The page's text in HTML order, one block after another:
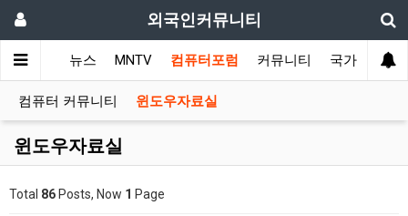
외국인커뮤니티
메인 뉴스 MNTV 컴퓨터포럼 커뮤니티 국가 커뮤니
컴퓨터 커뮤니티 윈도우자료실
윈도우자료실
Total 86 Posts, Now 1 Page